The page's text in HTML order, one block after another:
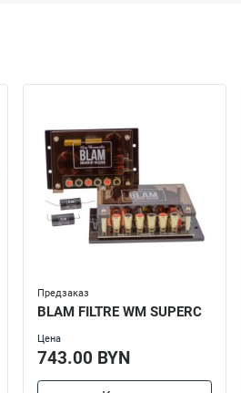
Предзаказ
BLAM FILTRE WM SUPERC
Цена
743.00 BYN